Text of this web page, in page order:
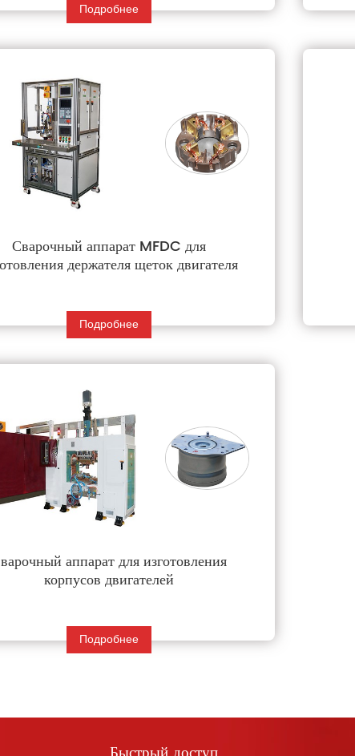
Подробнее
Сварочный аппарат MFDC для
держателя щеток двигателя
Подробнее
аппарат для изготовления
корпусов двигателей
Подробнее